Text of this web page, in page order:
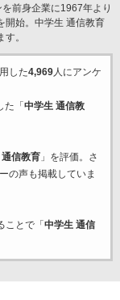
前身企業に1967年より
開始。中学生 通信教育
。
した4,969人にアンケ
た「 中学生 通信教
信教育」を評価。さ
の声も掲載していま
ことで「 中学生 通信